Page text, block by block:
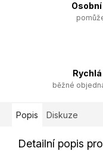
běžné
Popis Diskuze
Detailní popis